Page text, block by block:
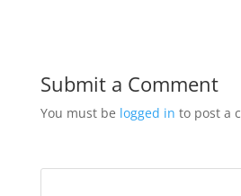
Submit a Comment
You must be logged in to post a